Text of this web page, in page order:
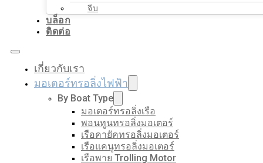
จีบ
บล็อก
ติดต่อ
เกี่ยวกับเรา
มอเตอร์ทรอลิ่งไฟฟ้า
By Boat Type
มอเตอร์ทรอลิ่งเรือ
พอนทูนทรอลิ่งมอเตอร์
เรือคายัคทรอลิ่งมอเตอร์
เรือแคนูทรอลิ่งมอเตอร์
เรือพาย Trolling Motor